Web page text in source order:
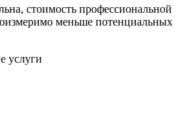
стоимость профессиональной
меньше потенциальных
услуги